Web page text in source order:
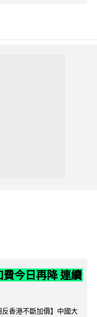
今日再降 連續
反香港不斷加價】中國大